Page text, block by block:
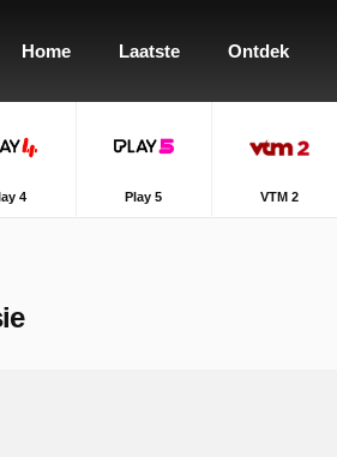
Home Laatste Ontdek
4 Play 5 VTM 2